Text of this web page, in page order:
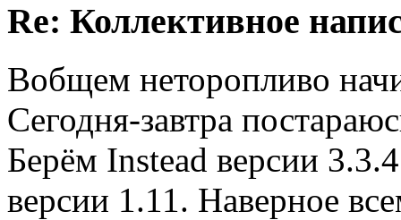
Re: Коллективное
Вобщем неторопливо
Сегодня-завтра
Берём Instead версии
версии 1.11. Наверное